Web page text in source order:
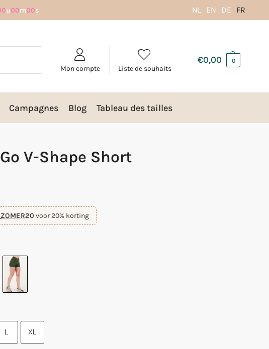
u00m00s NL EN DE FR
Mon compte Liste de souhaits
€0,00 0
Campagnes Blog Tableau des tailles
V-Shape Short
ZOMER20 voor 20% korting
L XL